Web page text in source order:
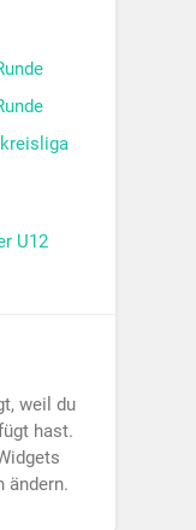
U12
weil du
hast.
ändern.